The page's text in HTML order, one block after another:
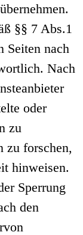
§§ 7 Abs.1
Seiten nach
Nach
oder
zu
zu forschen,
hinweisen.
Sperrung
den